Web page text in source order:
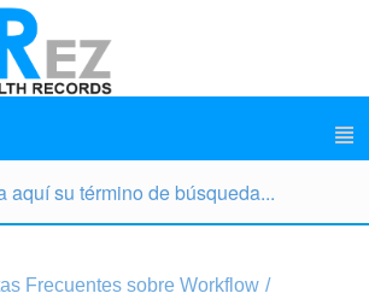
Frecuentes sobre Workflow